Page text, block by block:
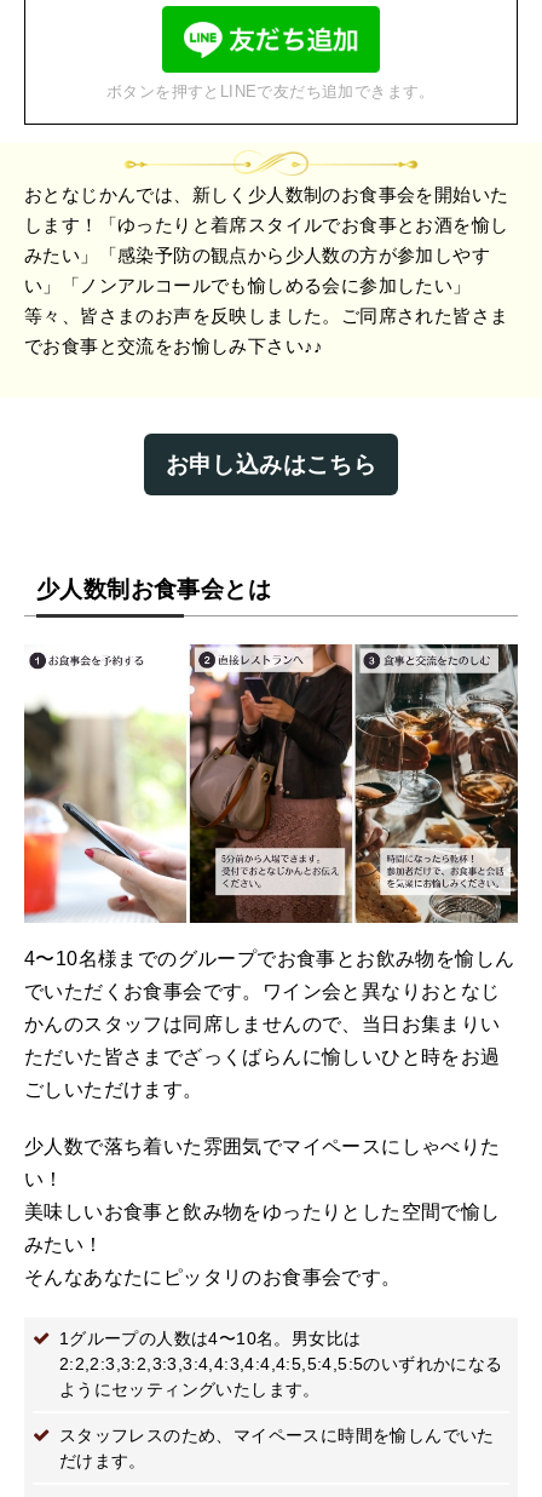
ボタンを押すとLINEで友だち追加できます。
おとなじかんでは、新しく少人数制のお食事会を開始いた
します！「ゆったりと着席スタイルでお食事とお酒を愉し
みたい」「感染予防の観点から少人数の方が参加しやす
い」「ノンアルコールでも愉しめる会に参加したい」
等々、皆さまのお声を反映しました。ご同席された皆さま
でお食事と交流をお愉しみ下さい♪♪
お申し込みはこちら
少人数制お食事会とは
4〜10名様までのグループでお食事とお飲み物を愉しん
でいただくお食事会です。ワイン会と異なりおとなじ
かんのスタッフは同席しませんので、当日お集まりい
ただいた皆さまでざっくばらんに愉しいひと時をお過
ごしいただけます。
少人数で落ち着いた雰囲気でマイペースにしゃべりた
い！
美味しいお食事と飲み物をゆったりとした空間で愉し
みたい！
そんなあなたにピッタリのお食事会です。
1グループの人数は4〜10名。男女比は
2:2,2:3,3:2,3:3,3:4,4:3,4:4,4:5,5:4,5:5のいずれかになる
ようにセッティングいたします。
スタッフレスのため、マイペースに時間を愉しんでいた
だけます。